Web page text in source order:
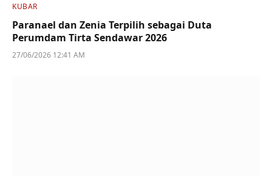
KUBAR
Paranael dan Zenia Terpilih sebagai Duta
Perumdam Tirta Sendawar 2026
27/06/2026 12:41 AM